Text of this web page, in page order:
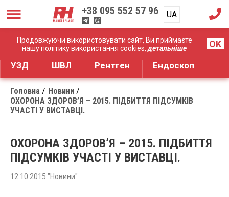
Продовжуючи використовувати сайт, Ви приймаєте
нашу політику використання cookies,детальніше OK
+38 095 552 57 96 UA
RU
Дистрибуція медичного обладнання
УЗД ШВЛ Рентген Ендоскоп
Головна
Новини
ОХОРОНА ЗДОРОВ’Я – 2015. ПІДБИТТЯ ПІДСУМКІВ
УЧАСТІ У ВИСТАВЦІ.
ОХОРОНА ЗДОРОВ’Я – 2015. ПІДБИТТЯ
ПІДСУМКІВ УЧАСТІ У ВИСТАВЦІ.
12.10.2015 "Новини"